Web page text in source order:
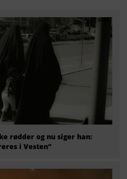
rødder og nu siger han:
i Vesten”